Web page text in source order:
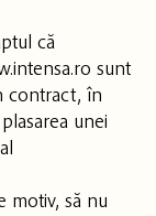
că
sunt
contract, în
unei
motiv, să nu